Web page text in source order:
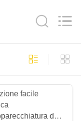
facile
di